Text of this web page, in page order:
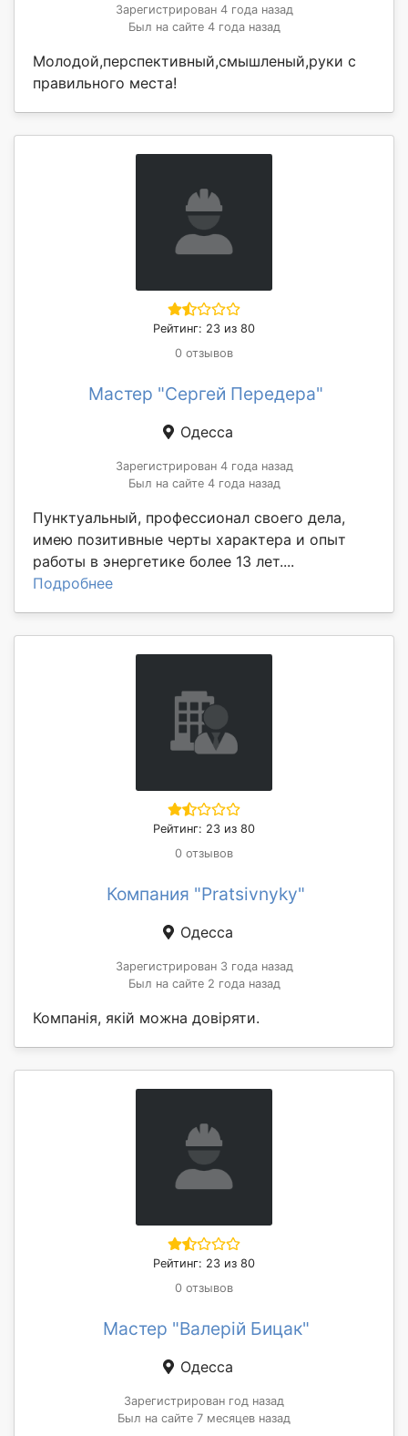
Зарегистрирован 4 года назад
Был на сайте 4 года назад
Молодой,перспективный,смышленый,руки с
правильного места!
Рейтинг: 23 из 80
0 отзывов
Мастер "Сергей Передера"
Одесса
Зарегистрирован 4 года назад
Был на сайте 4 года назад
Пунктуальный, профессионал своего дела,
имею позитивные черты характера и опыт
работы в энергетике более 13 лет....
Подробнее
Рейтинг: 23 из 80
0 отзывов
Компания "Pratsivnyky"
Одесса
Зарегистрирован 3 года назад
Был на сайте 2 года назад
Компанія, якій можна довіряти.
Рейтинг: 23 из 80
0 отзывов
Мастер "Валерій Бицак"
Одесса
Зарегистрирован год назад
Был на сайте 7 месяцев назад